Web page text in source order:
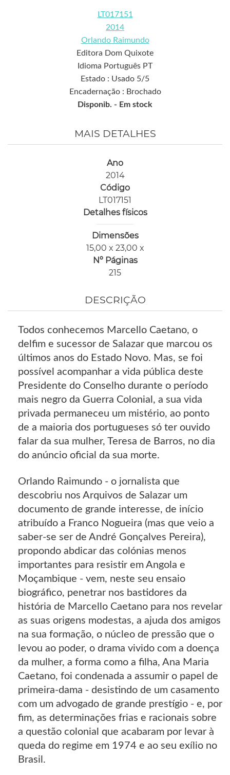
LT017151
2014
Orlando Raimundo
Editora Dom Quixote
Idioma Português PT
Estado : Usado 5/5
Encadernação : Brochado
Disponib. - Em stock
MAIS DETALHES
Ano
2014
Código
LT017151
Detalhes físicos
Dimensões
15,00 x 23,00 x
Nº Páginas
215
DESCRIÇÃO
Todos conhecemos Marcello Caetano, o
delfim e sucessor de Salazar que marcou os
últimos anos do Estado Novo. Mas, se foi
possível acompanhar a vida pública deste
Presidente do Conselho durante o período
mais negro da Guerra Colonial, a sua vida
privada permaneceu um mistério, ao ponto
de a maioria dos portugueses só ter ouvido
falar da sua mulher, Teresa de Barros, no dia
do anúncio oficial da sua morte.
Orlando Raimundo - o jornalista que
descobriu nos Arquivos de Salazar um
documento de grande interesse, de início
atribuído a Franco Nogueira (mas que veio a
saber-se ser de André Gonçalves Pereira),
propondo abdicar das colónias menos
importantes para resistir em Angola e
Moçambique - vem, neste seu ensaio
biográfico, penetrar nos bastidores da
história de Marcello Caetano para nos revelar
as suas origens modestas, a ajuda dos amigos
na sua formação, o núcleo de pressão que o
levou ao poder, o drama vivido com a doença
da mulher, a forma como a filha, Ana Maria
Caetano, foi condenada a assumir o papel de
primeira-dama - desistindo de um casamento
com um advogado de grande prestígio - e, por
fim, as determinações frias e racionais sobre
a questão colonial que acabaram por levar à
queda do regime em 1974 e ao seu exílio no
Brasil.